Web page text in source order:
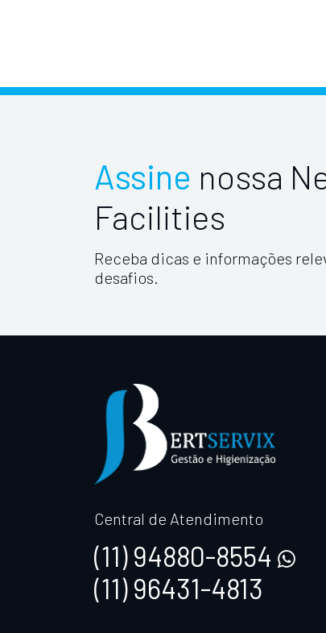
Assine nossa
Facilities
Receba dicas e informações
desafios.
Central de Atendimento
(11) 94880-8554
(11) 96431-4813